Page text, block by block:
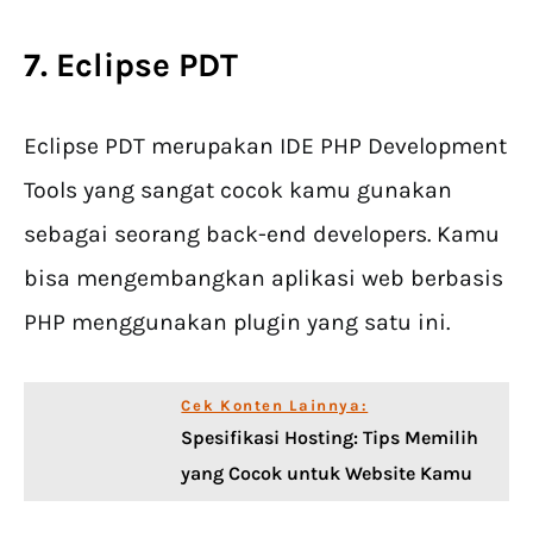
7. Eclipse PDT
Eclipse PDT merupakan IDE PHP Development
Tools yang sangat cocok kamu gunakan
sebagai seorang back-end developers. Kamu
bisa mengembangkan aplikasi web berbasis
PHP menggunakan plugin yang satu ini.
Cek Konten Lainnya:
Spesifikasi Hosting: Tips Memilih
yang Cocok untuk Website Kamu